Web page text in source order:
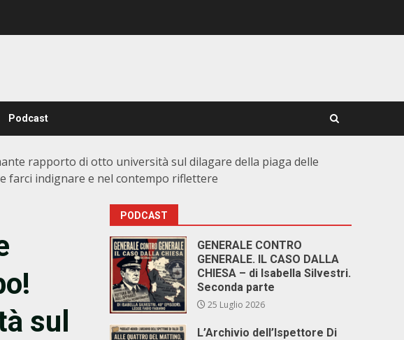
Podcast
rapporto di otto università sul dilagare della piaga delle
farci indignare e nel contempo riflettere
sul
PODCAST
GENERALE CONTRO
GENERALE. IL CASO DALLA
CHIESA – di Isabella Silvestri.
Seconda parte
25 Luglio 2026
L’Archivio dell’Ispettore Di